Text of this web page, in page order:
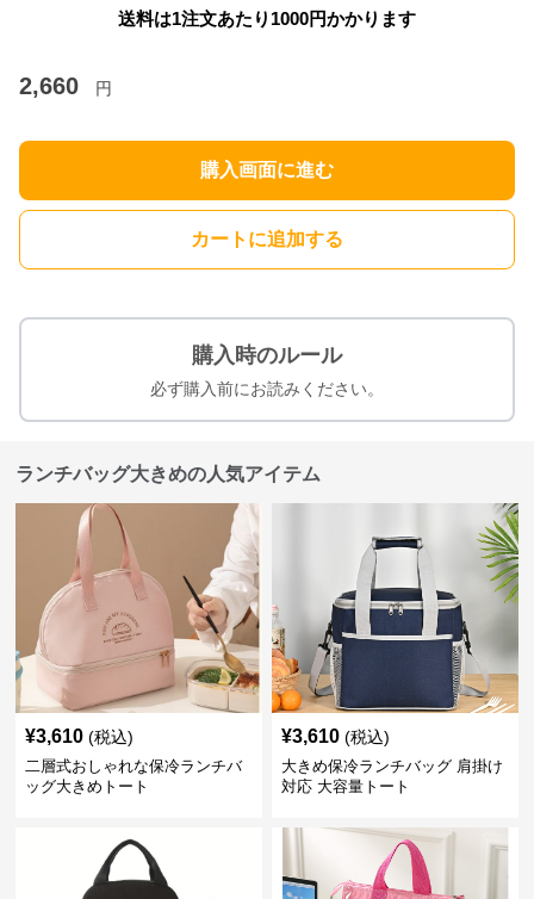
送料は1注文あたり 1000円かかります
2,660 円
購入画面に進む
カートに追加する
購入時のルール
必ず購入前にお読みください。
ランチバッグ大きめの人気アイテム
¥3,610 (税込)
二層式おしゃれな保冷ランチバ
ッグ大きめトート
¥3,610 (税込)
大きめ保冷ランチバッグ 肩掛け
対応 大容量トート